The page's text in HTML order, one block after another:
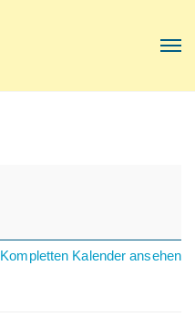
Kompletten Kalender ansehen